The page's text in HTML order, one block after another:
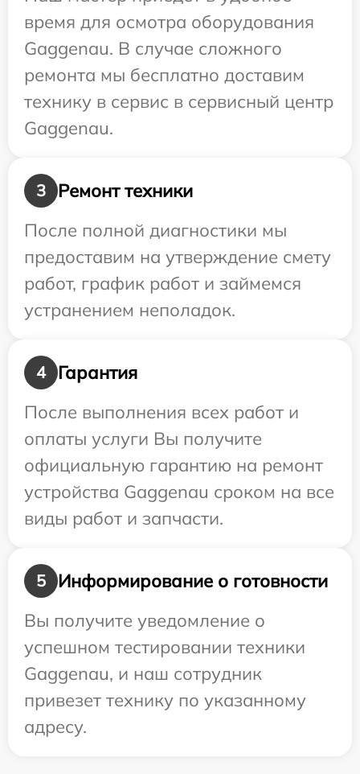
время для осмотра оборудования
Gaggenau. В случае сложного
ремонта мы бесплатно доставим
технику в сервис в сервисный центр
Gaggenau.
3
Ремонт техники
После полной диагностики мы
предоставим на утверждение смету
работ, график работ и займемся
устранением неполадок.
4
Гарантия
После выполнения всех работ и
оплаты услуги Вы получите
официальную гарантию на ремонт
устройства Gaggenau сроком на все
виды работ и запчасти.
5
Информирование о готовности
Вы получите уведомление о
успешном тестировании техники
Gaggenau, и наш сотрудник
привезет технику по указанному
адресу.